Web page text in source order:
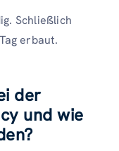
Schließlich
erbaut.
der
und wie